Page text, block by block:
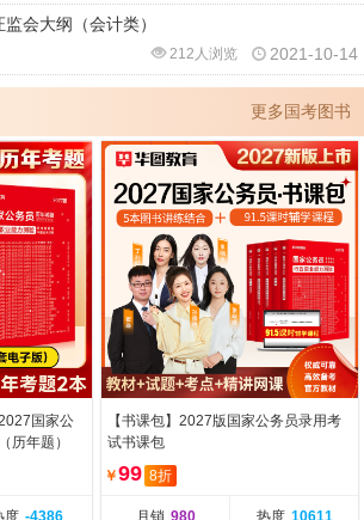
会大纲（会计类）
2021-10-14
212人浏览
更多国考图书
国家公
历年题）
度 -4386
【书课包】2027版国家公务员录用考
试书课包
￥99 8折
月销 980 热度 10611